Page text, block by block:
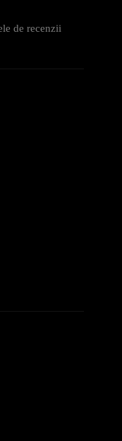
de recenzii